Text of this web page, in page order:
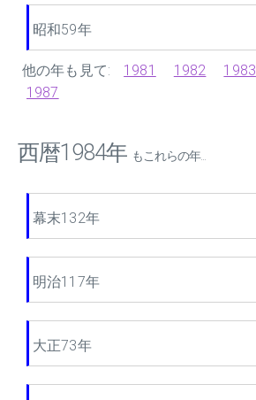
昭和59年
他の年も見て: 1981 1982 1983
1987
西暦1984年 もこれらの年...
幕末132年
明治117年
大正73年